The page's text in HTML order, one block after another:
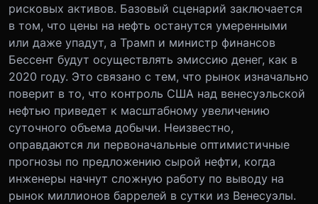
рисковых активов. Базовый сценарий заключается
в том, что цены на нефть останутся умеренными
или даже упадут, а Трамп и министр финансов
Бессент будут осуществлять эмиссию денег, как в
2020 году. Это связано с тем, что рынок изначально
поверит в то, что контроль США над венесуэльской
нефтью приведет к масштабному увеличению
суточного объема добычи. Неизвестно,
оправдаются ли первоначальные оптимистичные
прогнозы по предложению сырой нефти, когда
инженеры начнут сложную работу по выводу на
рынок миллионов баррелей в сутки из Венесуэлы.